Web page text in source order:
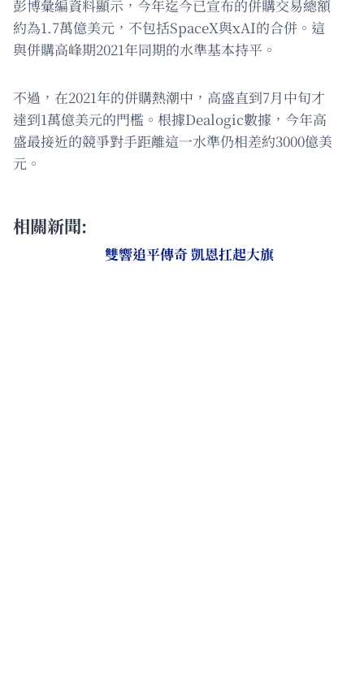
彭博彙編資料顯示，今年迄今已宣布的併購交易總額
約為1.7萬億美元，不包括SpaceX與xAI的合併。這
與併購高峰期2021年同期的水準基本持平。
不過，在2021年的併購熱潮中，高盛直到7月中旬才
達到1萬億美元的門檻。根據Dealogic數據，今年高
盛最接近的競爭對手距離這一水準仍相差約3000億美
元。
相關新聞:
雙響追平傳奇 凱恩扛起大旗